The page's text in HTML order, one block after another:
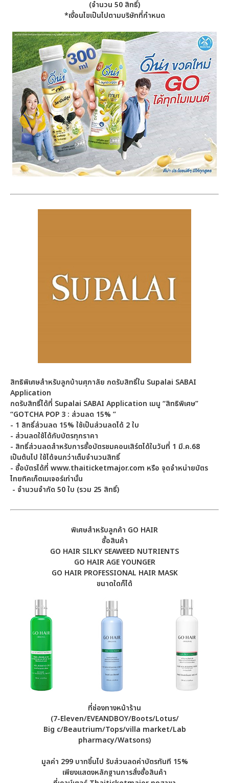
(จำนวน 50 สิทธิ์)
*เงื่อนไขเป็นไปตามบริษัทที่กำหนด
สิทธิพิเศษสำหรับลูกบ้านศุภาลัย กดรับสิทธิ์ใน Supalai SABAI
Application
กดรับสิทธิ์ได้ที่ Supalai SABAI Application เมนู “สิทธิพิเศษ”
“GOTCHA POP 3 : ส่วนลด 15% ”
- 1 สิทธิ์ส่วนลด 15% ใช้เป็นส่วนลดได้ 2 ใบ
- ส่วนลดใช้ได้กับบัตรทุกราคา
- สิทธิ์ส่วนลดสำหรับการซื้อบัตรชมคอนเสิร์ตได้ในวันที่ 1 มี.ค.68
เป็นต้นไป ใช้ได้จนกว่าเต็มจำนวนสิทธิ์
- ซื้อบัตรได้ที่ www.thaiticketmajor.com หรือ จุดจำหน่ายบัตร
ไทยทิคเก็ตเมเจอร์เท่านั้น
- จำนวนจำกัด 50 ใบ (รวม 25 สิทธิ์)
พิเศษสำหรับลูกค้า GO HAIR
ซื้อสินค้า
GO HAIR SILKY SEAWEED NUTRIENTS
GO HAIR AGE YOUNGER
GO HAIR PROFESSIONAL HAIR MASK
ขนาดใดก็ได้
ที่ช่องทางหน้าร้าน
(7-Eleven/EVEANDBOY/Boots/Lotus/
Big c/Beautrium/Tops/villa market/Lab
pharmacy/Watsons)
มูลค่า 299 บาทขึ้นไป รับส่วนลดค่าบัตรทันที 15%
เพียงแสดงหลักฐานการสั่งซื้อสินค้า